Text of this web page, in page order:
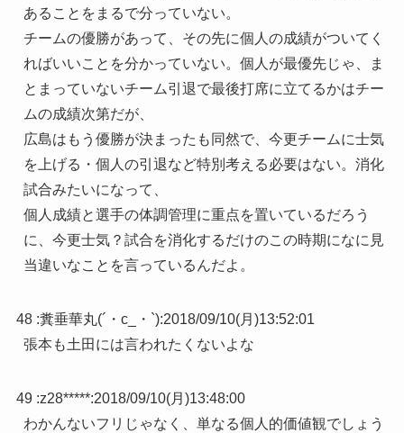
あることをまるで分っていない。
チームの優勝があって、その先に個人の成績がついてく
ればいいことを分かっていない。個人が最優先じゃ、ま
とまっていないチーム引退で最後打席に立てるかはチー
ムの成績次第だが、
広島はもう優勝が決まったも同然で、今更チームに士気
を上げる・個人の引退など特別考える必要はない。消化
試合みたいになって、
個人成績と選手の体調管理に重点を置いているだろう
に、今更士気？試合を消化するだけのこの時期になに見
当違いなことを言っているんだよ。
48 :糞垂華丸(´・c_・`):2018/09/10(月)13:52:01
張本も土田には言われたくないよな
49 :z28*****:2018/09/10(月)13:48:00
わかんないフリじゃなく、単なる個人的価値観でしょう